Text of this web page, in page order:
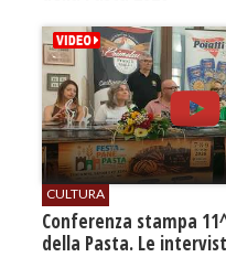
CULTURA
Conferenza stampa
della Pasta. Le